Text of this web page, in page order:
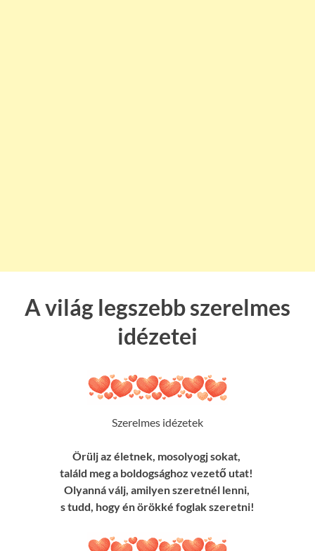
A világ legszebb szerelmes
idézetei
Szerelmes idézetek
Örülj az életnek, mosolyogj sokat,
találd meg a boldogsághoz vezető utat!
Olyanná válj, amilyen szeretnél lenni,
s tudd, hogy én örökké foglak szeretni!